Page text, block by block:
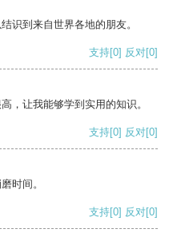
识到来自世界各地的朋友。
支持[0] 反对[0]
，让我能够学到实用的知识。
支持[0] 反对[0]
时间。
支持[0] 反对[0]